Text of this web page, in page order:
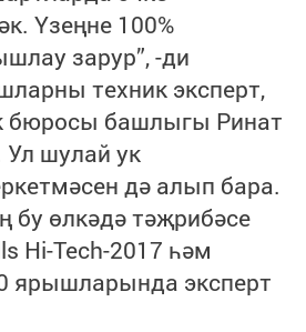
Үзеңне 100%
зарур”, -ди
техник эксперт,
бюросы башлыгы Ринат
Ул шулай ук
дә алып бара.
бу өлкәдә тәҗрибәсе
Hi-Tech-2017 һәм
ярышларында эксперт